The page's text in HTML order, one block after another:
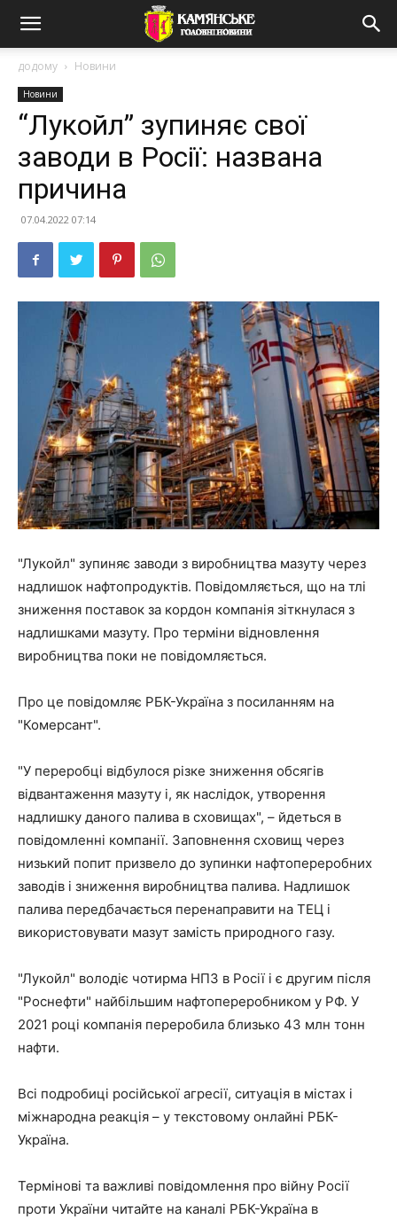
додому Новини
Новини
“Лукойл” зупиняє свої
заводи в Росії: названа
причина
07.04.2022 07:14
"Лукойл" зупиняє заводи з виробництва мазуту через
надлишок нафтопродуктів. Повідомляється, що на тлі
зниження поставок за кордон компанія зіткнулася з
надлишками мазуту. Про терміни відновлення
виробництва поки не повідомляється.
Про це повідомляє РБК-Україна з посиланням на
"Комерсант".
"У переробці відбулося різке зниження обсягів
відвантаження мазуту і, як наслідок, утворення
надлишку даного палива в сховищах", – йдеться в
повідомленні компанії. Заповнення сховищ через
низький попит призвело до зупинки нафтопереробних
заводів і зниження виробництва палива. Надлишок
палива передбачається перенаправити на ТЕЦ і
використовувати мазут замість природного газу.
"Лукойл" володіє чотирма НПЗ в Росії і є другим після
"Роснефти" найбільшим нафтопереробником у РФ. У
2021 році компанія переробила близько 43 млн тонн
нафти.
Всі подробиці російської агресії, ситуація в містах і
міжнародна реакція – у текстовому онлайні РБК-
Україна.
Термінові та важливі повідомлення про війну Росії
проти України читайте на каналі РБК-Україна в